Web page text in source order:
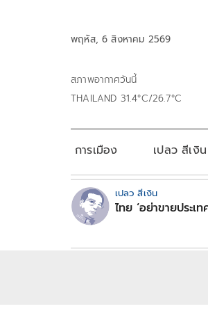
พฤหัส, 6 สิงหาคม 2569
สภาพอากาศวันนี้
THAILAND 31.4°C/26.7°C
การเมือง เปลว สีเงิน
เปลว สีเงิน
ไทย ‘อย่าขายประเท